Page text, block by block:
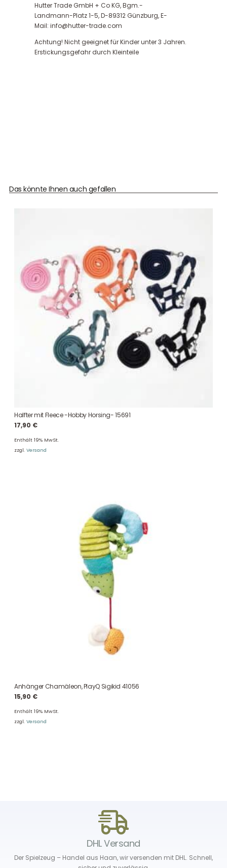
Hutter Trade GmbH + Co KG, Bgm.-
Landmann-Platz 1-5, D-89312 Günzburg, E-
Mail: info@hutter-trade.com
Achtung! Nicht geeignet für Kinder unter 3 Jahren.
Erstickungsgefahr durch Kleinteile
Das könnte Ihnen auch gefallen
Halfter mit Fleece -Hobby Horsing- 15691
17,90 €
Enthält 19% MwSt.
zzgl. Versand
Anhänger Chamäleon, PlayQ Sigikid 41056
15,90 €
Enthält 19% MwSt.
zzgl. Versand
DHL Versand
Der Spielzeug – Handel aus Haan, wir versenden mit DHL. Schnell,